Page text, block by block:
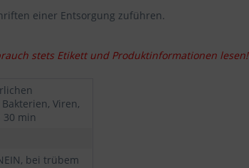
einer Entsorgung zuführen.
stets Etikett und Produktinformationen lesen!
Viren,
30 min
bei trübem